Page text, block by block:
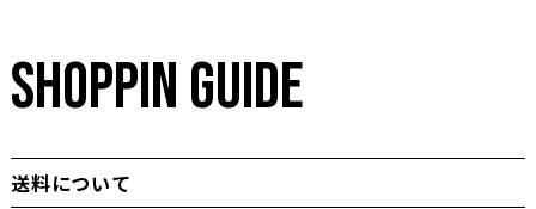
SHOPPIN GUIDE
送料について